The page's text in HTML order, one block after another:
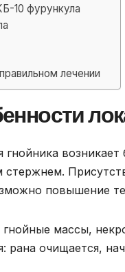
10 фурункула
лечении
повышение
массы,
рана очищается,